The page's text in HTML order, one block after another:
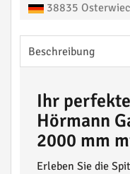
38835
Beschreibung
Ihr
Hörmann
2000 mm
Erleben Sie die